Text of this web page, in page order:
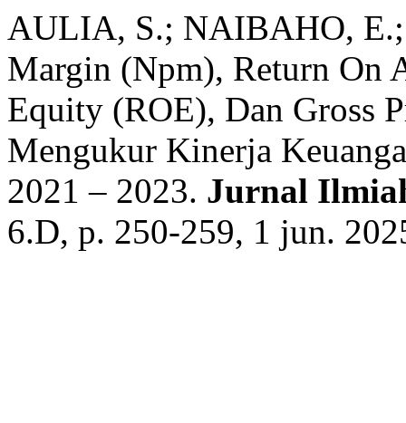
AULIA, S.; NAIBAHO,
Margin (Npm), Return On
Equity (ROE), Dan Gross
Mengukur Kinerja
2021 – 2023. Jurnal
6.D, p. 250-259, 1 jun.